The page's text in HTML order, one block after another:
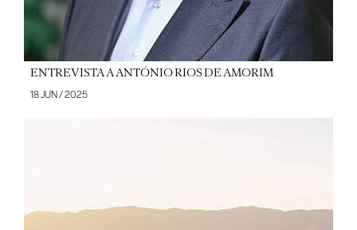
ENTREVISTA A ANTÓNIO RIOS DE AMORIM
18 JUN / 2025